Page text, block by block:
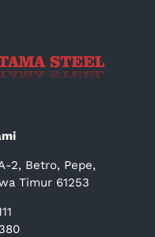
2, Betro, Pepe,
Timur 61253